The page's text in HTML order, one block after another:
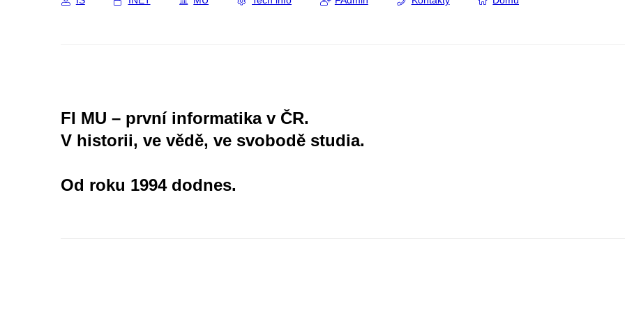
FI MU – první informatika v ČR.
V historii, ve vědě, ve svobodě studia.
Od roku 1994 dodnes.